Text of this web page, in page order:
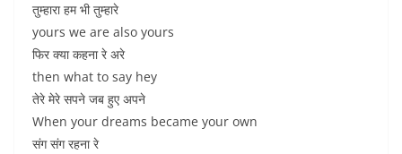
तुम्हारा हम भी तुम्हारे
yours we are also yours
फिर क्या कहना रे अरे
then what to say hey
तेरे मेरे सपने जब हुए अपने
When your dreams became your own
संग संग रहना रे